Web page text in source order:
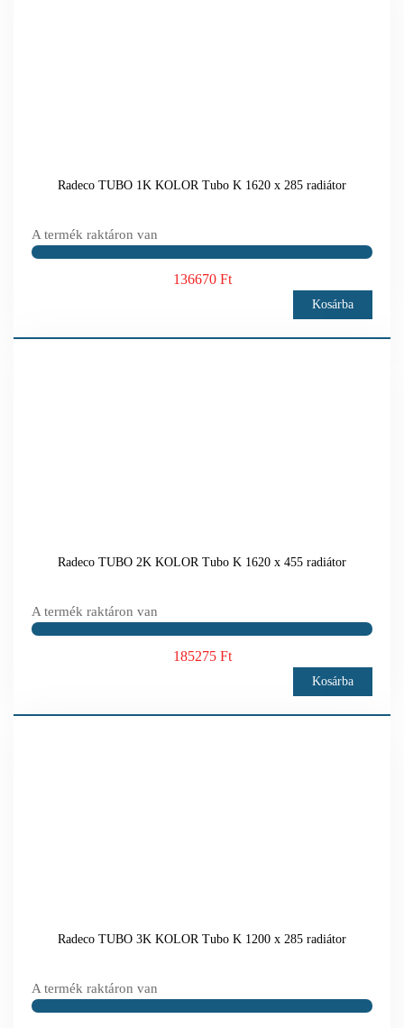
Radeco TUBO 1K KOLOR Tubo K 1620 x 285 radiátor
A termék raktáron van
136670 Ft
Kosárba
Radeco TUBO 2K KOLOR Tubo K 1620 x 455 radiátor
A termék raktáron van
185275 Ft
Kosárba
Radeco TUBO 3K KOLOR Tubo K 1200 x 285 radiátor
A termék raktáron van